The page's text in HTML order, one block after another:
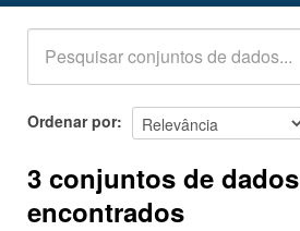
Organizações
Grupos
Sobre
Ordenar por
3 conjuntos de dados
encontrados